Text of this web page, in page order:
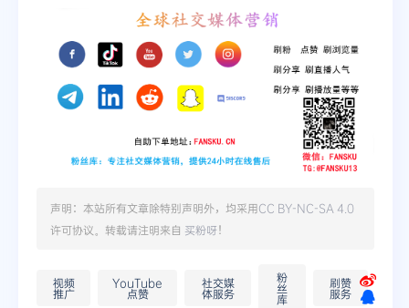
声明：本站所有文章除特别声明外，均采用CC BY-NC-SA 4.0
许可协议。转载请注明来自 买粉呀！
视频
推广
YouTube
点赞
社交媒
体服务
粉
丝
库
刷赞
服务